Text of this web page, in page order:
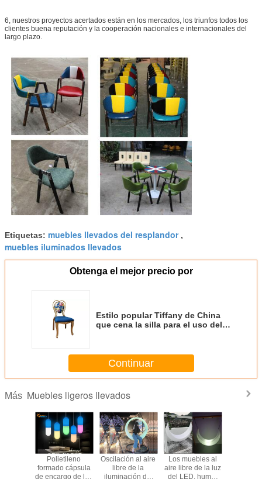
6, nuestros proyectos acertados están en los mercados, los triunfos todos los
clientes buena reputación y la cooperación nacionales e internacionales del
largo plazo.
Etiquetas: muebles llevados del resplandor,
muebles iluminados llevados
Obtenga el mejor precio por
Estilo popular Tiffany de China
que cena la silla para el uso del
Continuar
Más Muebles ligeros llevados
Polietileno
formado cápsula
de encargo de los
Oscilación al aire
libre de la
iluminación del
Los muebles al
aire libre de la luz
del LED, humor